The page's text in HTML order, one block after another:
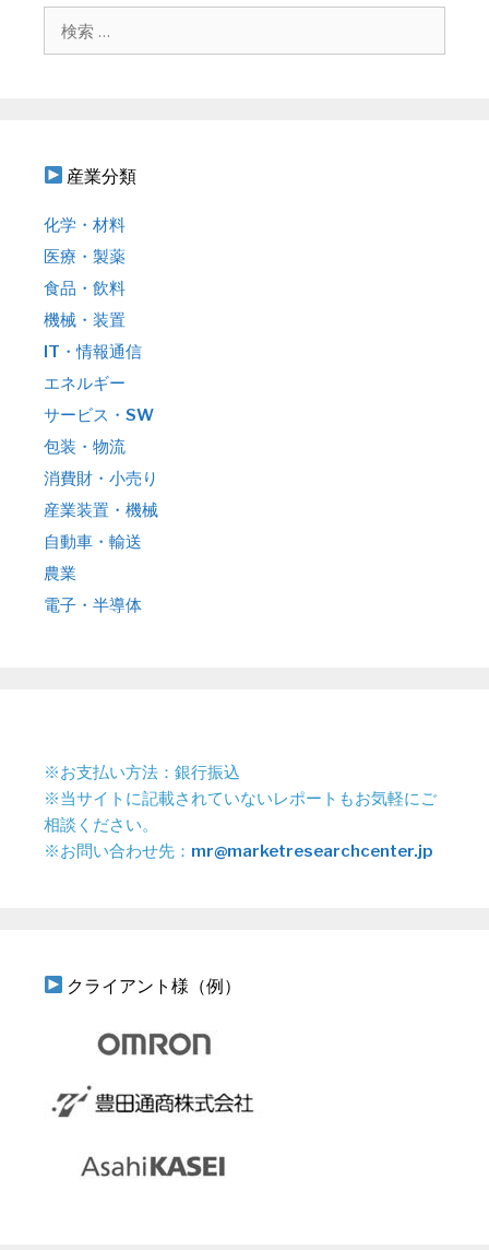
産業分類
化学・材料
医療・製薬
食品・飲料
機械・装置
IT・情報通信
エネルギー
サービス・SW
包装・物流
消費財・小売り
産業装置・機械
自動車・輸送
農業
電子・半導体
※お支払い方法：銀行振込
※当サイトに記載されていないレポートもお気軽にご
相談ください。
※お問い合わせ先： mr@marketresearchcenter.jp
クライアント様（例）